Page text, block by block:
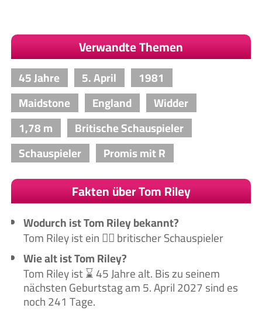
Verwandte Themen
45 Jahre 5. April
1981
Maidstone
England
Widder
1,78 m
Britische Schauspieler
Schauspieler
Promis mit R
Fakten über Tom Riley
Wodurch ist Tom Riley bekannt?
Tom Riley ist ein 🙋‍♂️ britischer Schauspieler
Wie alt ist Tom Riley?
Tom Riley ist ⌛ 45 Jahre alt. Bis zu seinem
nächsten Geburtstag am 5. April 2027 sind es
noch 241 Tage.